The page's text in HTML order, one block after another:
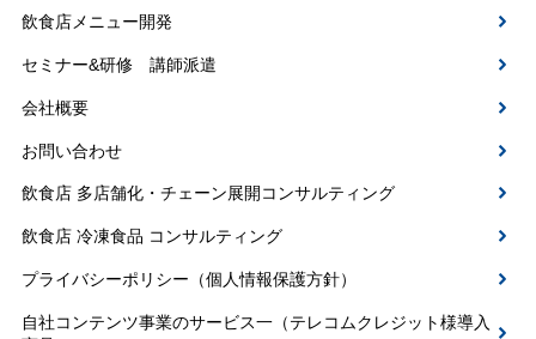
飲食店メニュー開発
セミナー&研修 講師派遣
会社概要
お問い合わせ
飲食店 多店舗化・チェーン展開コンサルティング
飲食店 冷凍食品 コンサルティング
プライバシーポリシー（個人情報保護方針）
自社コンテンツ事業のサービス一（テレコムクレジット様導入